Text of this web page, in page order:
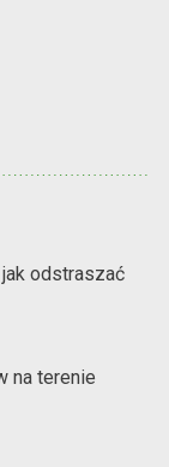
odstraszać
na terenie